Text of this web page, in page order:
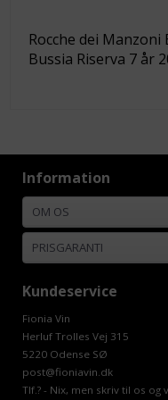
Rocche dei
Bussia Riserva 7 år
Information
OM OS
PRISGARANTI
Kundeservice
Fionia Vin
Herluf Trolles Vej 315
5220 Odense SØ
post@fioniavin.dk
Tlf.? - Nix, men skriv til os